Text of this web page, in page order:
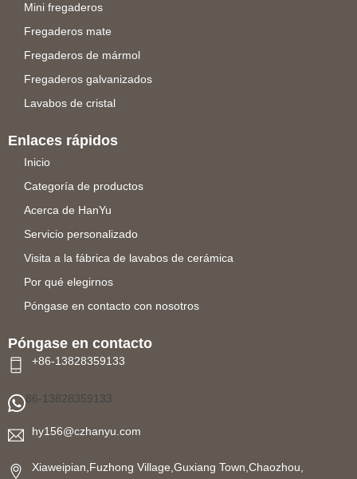
Mini fregaderos
Fregaderos mate
Fregaderos de mármol
Fregaderos galvanizados
Lavabos de cristal
Enlaces rápidos
Inicio
Categoría de productos
Acerca de HanYu
Servicio personalizado
Visita a la fábrica de lavabos de cerámica
Por qué elegirnos
Póngase en contacto con nosotros
Póngase en contacto
+86-13828359133
86-13828359133
hy156@czhanyu.com
Xiaweipian,Fuzhong Village,Guxiang Town,Chaozhou,